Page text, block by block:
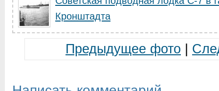
Кронштадта
Предыдущее фото